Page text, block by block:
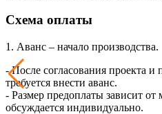
Схема оплаты
1. Аванс – начало производства.
- После согласования проекта и
требуется внести аванс.
- Размер предоплаты зависит от
обсуждается индивидуально.